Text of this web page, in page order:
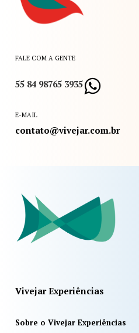
FALE COM A GENTE
55 84 98765 3935
E-MAIL
contato@vivejar.com.br
Vivejar Experiências
Sobre o Vivejar Experiências